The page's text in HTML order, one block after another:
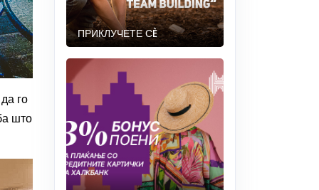
го
што
ПРИКЛУЧЕТЕ СÈ